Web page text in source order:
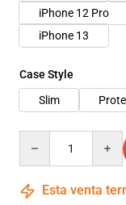
iPhone 12 Pro
iPhone 13
Case Style
Slim
Esta venta